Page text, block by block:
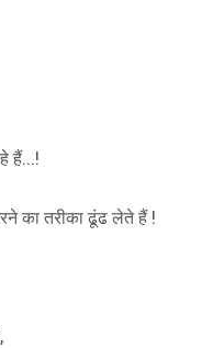
हैं...!
का तरीका ढूंढ लेते हैं !